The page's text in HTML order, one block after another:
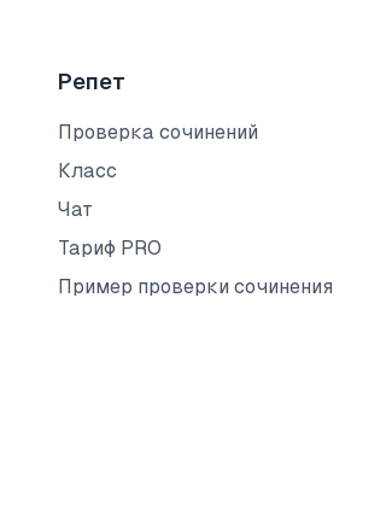
Репет
Проверка сочинений
Класс
Чат
Тариф PRO
Пример проверки сочинения